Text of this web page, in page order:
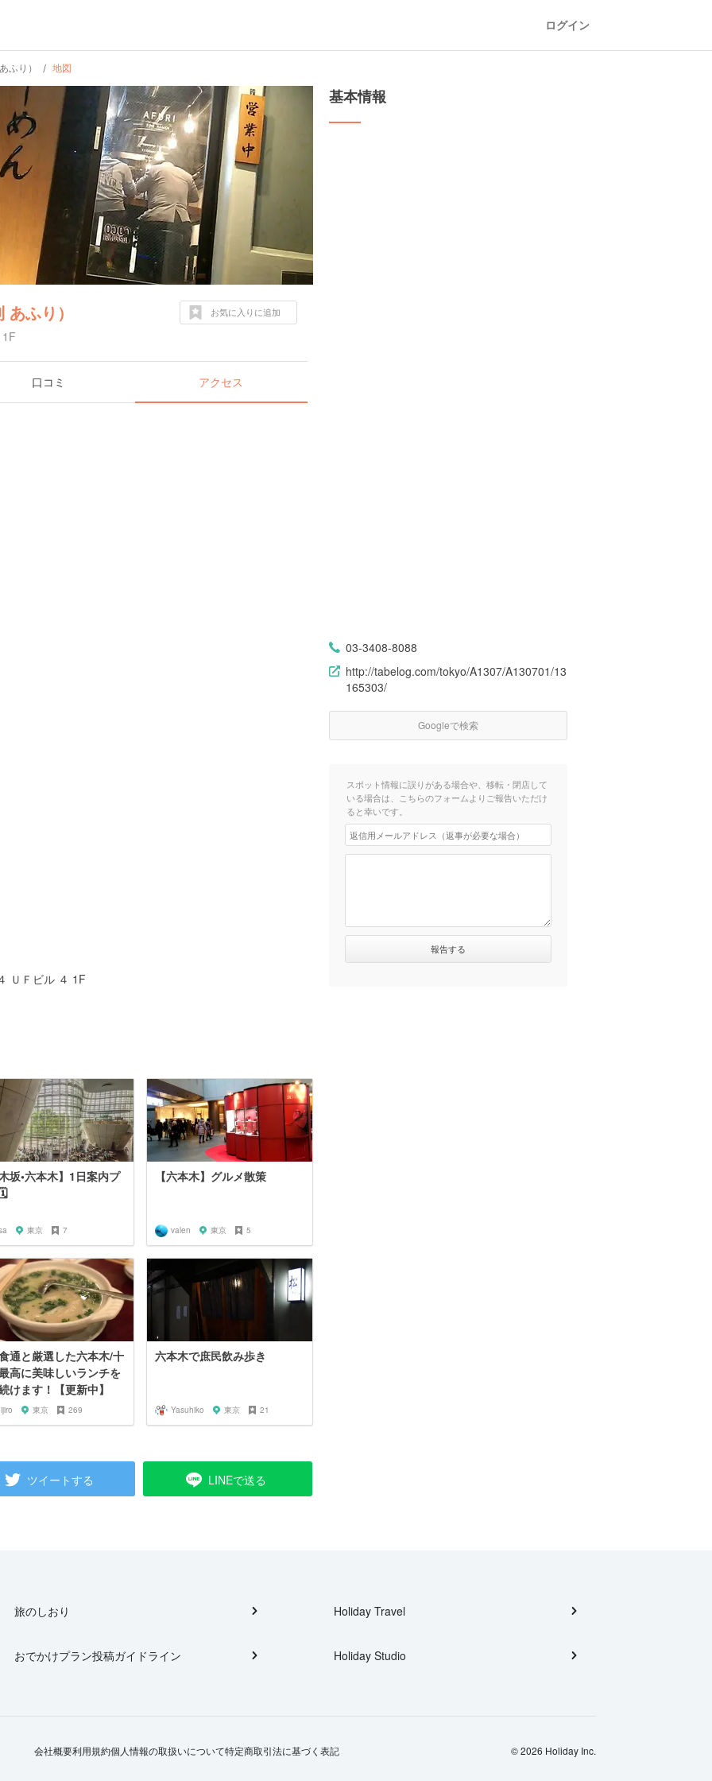
ログイン
ふり） 地図
ふり） お気に入りに追加
口コミ アクセス
ＵＦビル ４ 1F
木坂•六本木】1日案内プ
東京 7
【六本木】グルメ散策
valen 東京 5
通と厳選した六本木/十
高に美味しいランチを
けます！【更新中】
東京 269
六本木で庶民飲み歩き
Yasuhiko 東京 21
ツイートする LINEで送る
基本情報
03-3408-8088
http://tabelog.com/tokyo/A1307/A130701/13
165303/
Googleで検索
スポット情報に誤りがある場合や、移転・閉店して
いる場合は、こちらのフォームよりご報告いただけ
ると幸いです。
旅のしおり
おでかけプラン投稿ガイドライン
Holiday Travel
Holiday Studio
会社概要利用規約個人情報の取扱いについて特定商取引法に基づく表記 © 2026 Holiday Inc.